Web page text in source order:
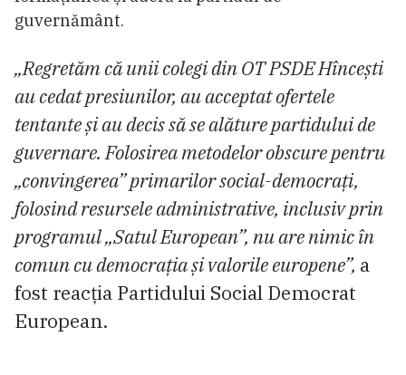
guvernământ.
„Regretăm că unii colegi din OT PSDE Hîncești
au cedat presiunilor, au acceptat ofertele
tentante și au decis să se alăture partidului de
guvernare. Folosirea metodelor obscure pentru
„convingerea” primarilor social-democrați,
folosind resursele administrative, inclusiv prin
programul „Satul European”, nu are nimic în
comun cu democrația și valorile europene”, a
fost reacția Partidului Social Democrat
European.